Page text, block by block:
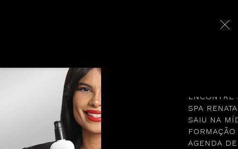
NOSSA
ENCONTRE
SPA
SAIU NA
AGENDA